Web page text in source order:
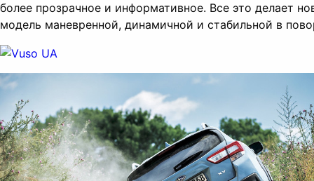
более прозрачное и информативное. Все это делает
модель маневренной, динамичной и стабильной в